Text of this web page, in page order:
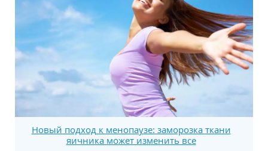
Новый подход к менопаузе: заморозка ткани
яичника может изменить все